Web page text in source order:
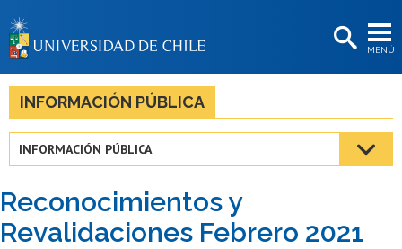
MENÚ
BIBLIOTECAS
LA UNIVERSIDAD
Estudiantes
Académicas/os
Funcionarias/os
INFORMACIÓN PÚBLICA
INFORMACIÓN PÚBLICA
Reconocimientos y
Revalidaciones Febrero 2021